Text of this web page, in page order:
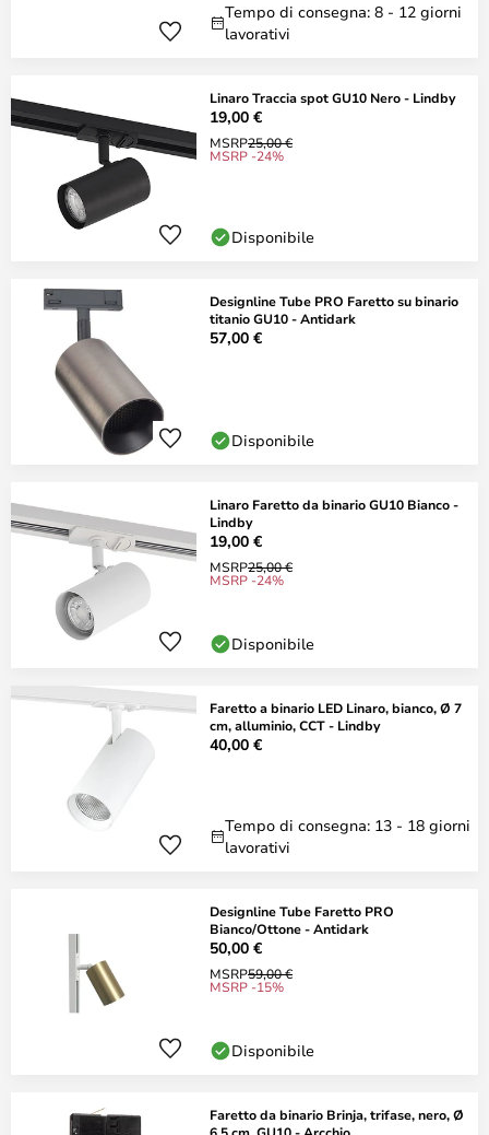
Tempo di consegna: 8 - 12 giorni
lavorativi
Linaro Traccia spot GU10 Nero - Lindby
19,00 €
MSRP25,00 €
MSRP -24%
Disponibile
Designline Tube PRO Faretto su binario
titanio GU10 - Antidark
57,00 €
Disponibile
Linaro Faretto da binario GU10 Bianco -
Lindby
19,00 €
MSRP25,00 €
MSRP -24%
Disponibile
Faretto a binario LED Linaro, bianco, Ø 7
cm, alluminio, CCT - Lindby
40,00 €
Tempo di consegna: 13 - 18 giorni
lavorativi
Designline Tube Faretto PRO
Bianco/Ottone - Antidark
50,00 €
MSRP59,00 €
MSRP -15%
Disponibile
Faretto da binario Brinja, trifase, nero, Ø